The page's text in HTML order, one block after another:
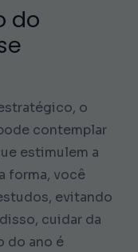
do
o
contemplar
estimulem a
forma, você
evitando
cuidar da
do ano é